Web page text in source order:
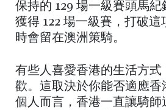
保持的 129 場一級賽頭馬
獲得 122 場一級賽，打破這
時會留在澳洲策騎。
有些人喜愛香港的生活方式
歡。這取決於你能否適應香
個人而言，香港一直讓騎師